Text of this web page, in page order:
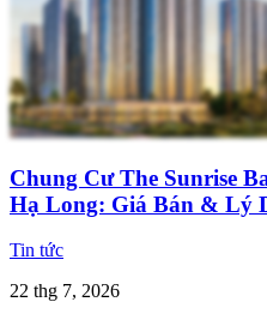
Chung Cư The Sunrise
Hạ Long: Giá Bán & Lý
Tin tức
22 thg 7, 2026